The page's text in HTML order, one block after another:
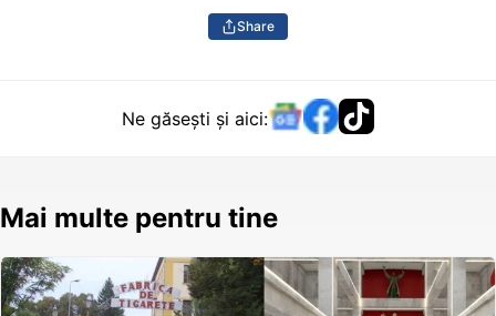
Share
Ne găsești și aici:
Mai multe pentru tine